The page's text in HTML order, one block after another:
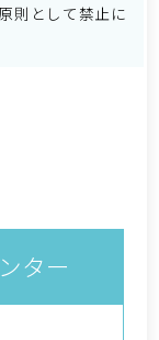
則として禁止に
ター